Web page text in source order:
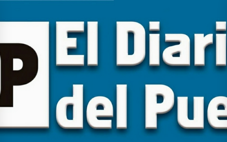
content
EL DIARIO DEL
PUEBLO